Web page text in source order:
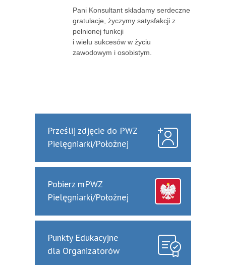
Pani Konsultant składamy serdeczne
gratulacje, życzymy satysfakcji z
pełnionej funkcji
i wielu sukcesów w życiu
zawodowym i osobistym.
Prześlij zdjęcie do PWZ
Pielęgniarki/Położnej
Pobierz mPWZ
Pielęgniarki/Położnej
Punkty Edukacyjne
dla Organizatorów